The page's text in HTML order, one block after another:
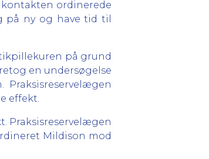
kontakten ordinerede
på ny og have tid til
på grund
en undersøgelse
effekt.
Praksisreservelægen
Mildison mod